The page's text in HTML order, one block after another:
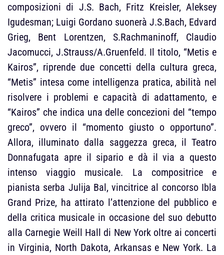
composizioni di J.S. Bach, Fritz Kreisler, Aleksey
Igudesman; Luigi Gordano suonerà J.S.Bach, Edvard
Grieg, Bent Lorentzen, S.Rachmaninoff, Claudio
Jacomucci, J.Strauss/A.Gruenfeld. Il titolo, “Metis e
Kairos”, riprende due concetti della cultura greca,
“Metis” intesa come intelligenza pratica, abilità nel
risolvere i problemi e capacità di adattamento, e
“Kairos” che indica una delle concezioni del “tempo
greco”, ovvero il “momento giusto o opportuno”.
Allora, illuminato dalla saggezza greca, il Teatro
Donnafugata apre il sipario e dà il via a questo
intenso viaggio musicale. La compositrice e
pianista serba Julija Bal, vincitrice al concorso Ibla
Grand Prize, ha attirato l’attenzione del pubblico e
della critica musicale in occasione del suo debutto
alla Carnegie Weill Hall di New York oltre ai concerti
in Virginia, North Dakota, Arkansas e New York. La